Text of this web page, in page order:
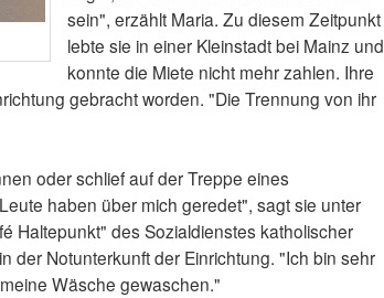
sein", erzählt Maria. Zu diesem Zeitpunkt
lebte sie in einer Kleinstadt bei Mainz und
konnte die Miete nicht mehr zahlen. Ihre
gebracht worden. "Die Trennung von ihr
oder schlief auf der Treppe eines
haben über mich geredet", sagt sie unter
Haltepunkt" des Sozialdienstes katholischer
der Notunterkunft der Einrichtung. "Ich bin sehr
Wäsche gewaschen."